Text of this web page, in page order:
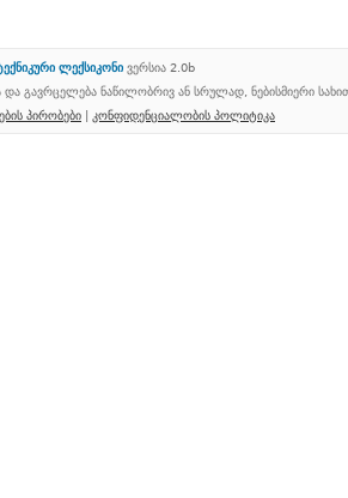
ლექსიკონი ვერსია 2.0b
და გავრცელება ნაწილობრივ ან სრულად, ნებისმიერი
პირობები | კონფიდენციალობის პოლიტიკა